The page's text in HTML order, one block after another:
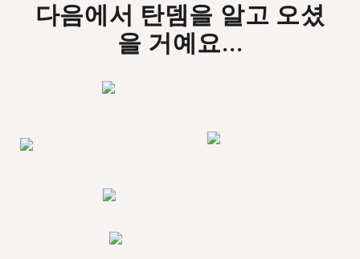
다음에서 탄뎀을 알고 오셨
을 거예요...